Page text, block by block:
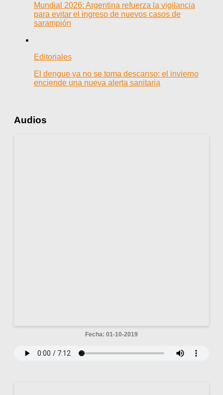
Mundial 2026: Argentina refuerza la vigilancia
para evitar el ingreso de nuevos casos de
sarampión
Editoriales
El dengue ya no se toma descanso: el invierno
enciende una nueva alerta sanitaria
Audios
Fecha: 01-10-2019